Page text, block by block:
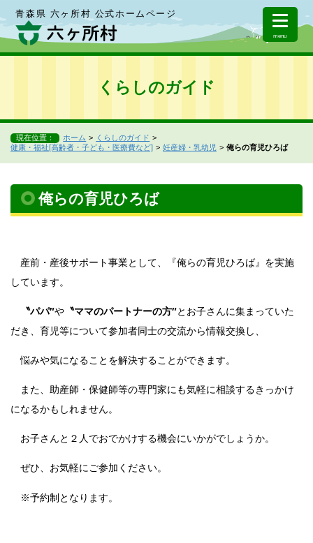
青森県 六ヶ所村 公式ホームページ
menu
くらしのガイド
現在位置： ホーム
くらしのガイド
健康・福祉[高齢者・子ども・医療費など]
妊産婦・乳幼児 俺らの育児ひろば
俺らの育児ひろば
産前・産後サポート事業として、『俺らの育児ひろば』を実施
しています。
〝パパ″や 〝ママのパートナーの方″とお子さんに集まっていた
だき、育児等について参加者同士の交流から情報交換し、
悩みや気になることを解決することができます。
また、助産師・保健師等の専門家にも気軽に相談するきっかけ
になるかもしれません。
お子さんと２人でおでかけする機会にいかがでしょうか。
ぜひ、お気軽にご参加ください。
※予約制となります。